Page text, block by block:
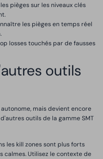
pièges sur les niveaux clés
les pièges en temps réel
losses touchés par de fausses
outils
mais devient encore
outils de la gamme SMT
les kill zones sont plus forts
calmes. Utilisez le contexte de